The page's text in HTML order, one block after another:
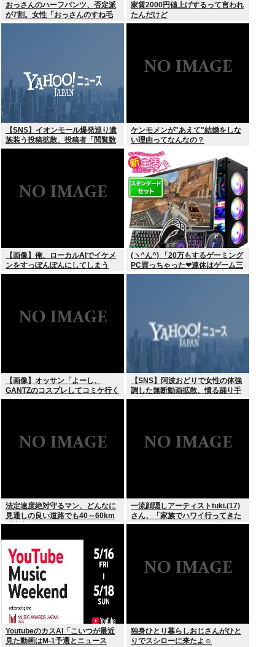
おっさんのハーフパンツ、否定派
が7割。女性「おっさんのすね毛
なんて見たくないじゃないですか
家賃2000円値上げするって言われ
たんだけど
【SNS】イオンモール爆発巡り遺
族装う投稿拡散、投稿者「閲覧数
稼ぎや承認欲求止まらなくなっ
ケンモメンが"あえて"結婚をしな
い理由ってなんなの？
【画像】俺、ローカルAIでイケメ
ンをすっぽんぽんにしてしまう
www
(ヽ^ん^) 「20万もするゲーミング
PC買っちゃった❤連休はゲーム三
昧だ」一週間後「お届け物でー
【画像】オッサン「よーし、
GANTZのコスプレしてコミケ行く
かー」
【SNS】阿波おどりで女性の体強
調した無断動画拡散、憤る踊り手
「悲しいし気持ち悪い」…警察へ
法定速度絶対守るマン、どんなに
見通しの良い道路でも40～60km
以上出さない
一流顔隠しアーティストtuki.(17)
さん、「家族でハワイ行ってきた
w」 自己顕示欲がどんどん抑えら
YoutubeのカスAI「こいつが最近
見た動画はM-1予選とニュース
独身ひとり暮らしおじさんがひと
りでスシローに来たよ☺